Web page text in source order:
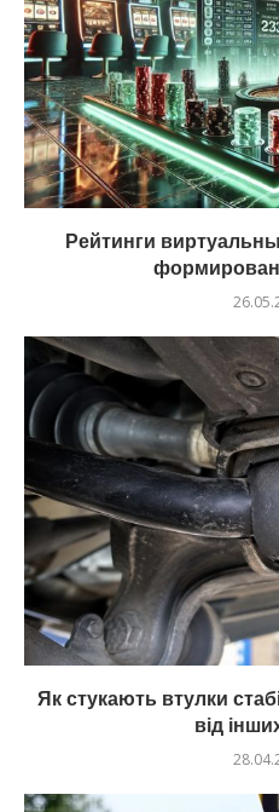
Рейтинги
Як стукають втулки
від